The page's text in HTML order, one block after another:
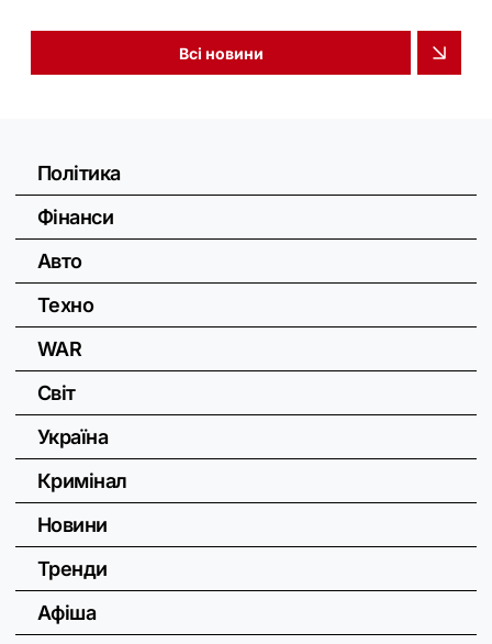
Всі новини
Політика
Фінанси
Авто
Техно
WAR
Світ
Україна
Кримінал
Новини
Тренди
Афіша